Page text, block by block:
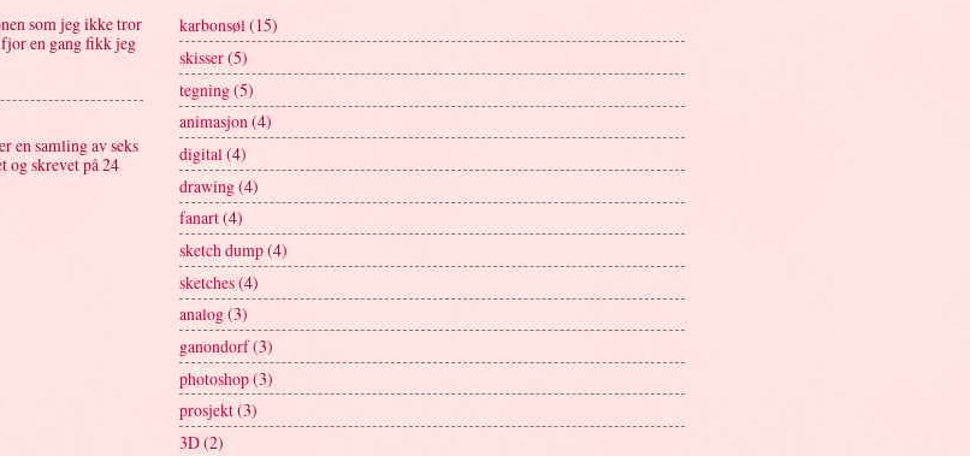
som jeg ikke tror
en gang fikk jeg
en samling av seks
og skrevet på 24
karbonsøl(15)
skisser(5)
tegning(5)
animasjon(4)
digital(4)
drawing(4)
fanart(4)
sketch dump(4)
sketches(4)
analog(3)
ganondorf(3)
photoshop(3)
prosjekt(3)
3D(2)